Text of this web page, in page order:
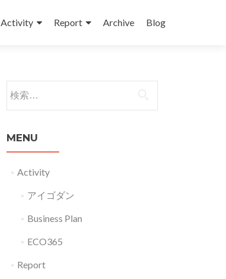
Activity
Report Archive Blog
検索:
MENU
Activity
アイゴダン
Business Plan
ECO365
Report